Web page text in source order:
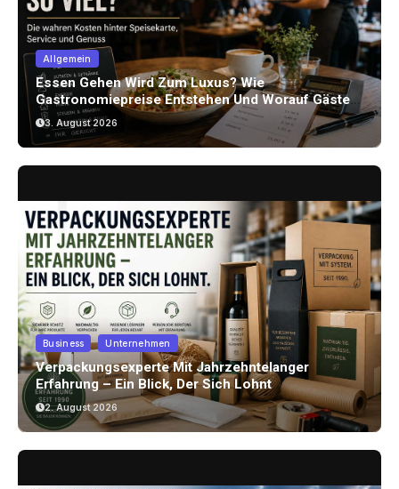
Allgemein
Essen Gehen Wird Zum Luxus? Wie
Gastronomiepreise Entstehen Und Worauf Gäste
Achten Können
3. August 2026
Business Unternehmen
Verpackungsexperte Mit Jahrzehntelanger
Erfahrung – Ein Blick, Der Sich Lohnt
2. August 2026